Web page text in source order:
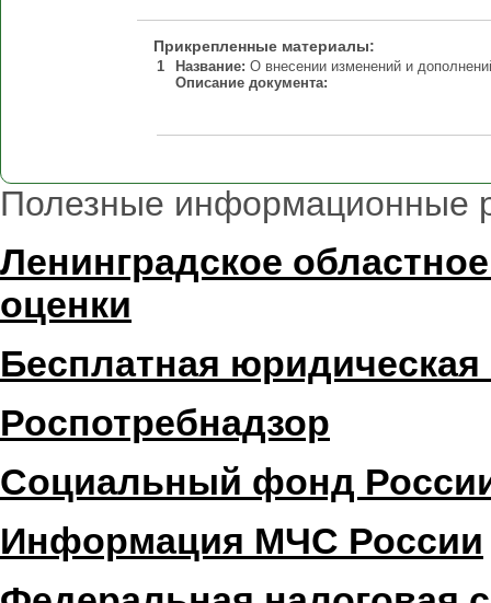
Прикрепленные материалы:
1 Название: О внесении изменений и
Описание документа:
Полезные информационные
Ленинградское
оценки
Бесплатная
Роспотребнадзор
Социальный фонд
Информация МЧС России